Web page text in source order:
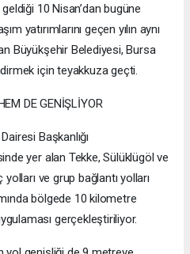
10 Nisan’dan bugüne
yatırımlarını geçen yılın aynı
Büyükşehir Belediyesi, Bursa
için teyakkuza geçti.
DE GENİŞLİYOR
Başkanlığı
yer alan Tekke, Sülüklügöl ve
ve grup bağlantı yolları
bölgede 10 kilometre
gerçekleştiriliyor.